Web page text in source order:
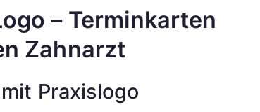
– Terminkarten
Zahnarzt
Praxislogo